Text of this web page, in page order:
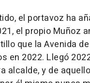
el portavoz ha
el propio Muñoz
que la Avenida
en 2022. Llegó
alcalde, y de